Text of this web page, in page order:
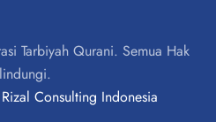
Tarbiyah Qurani. Semua Hak
Rizal Consulting Indonesia